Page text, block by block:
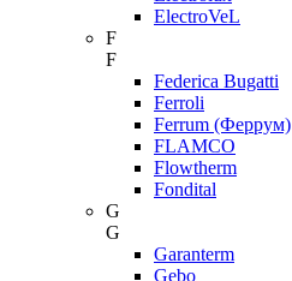
ElectroVeL
F
F
Federica Bugatti
Ferroli
Ferrum (Феррум)
FLAMCO
Flowtherm
Fondital
G
G
Garanterm
Gebo